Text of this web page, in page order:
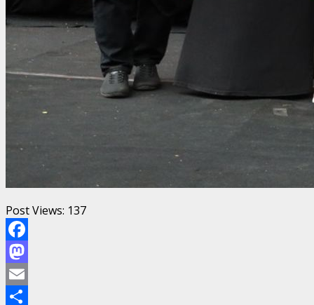
Post Views: 137
Facebook
Mastodon
Email